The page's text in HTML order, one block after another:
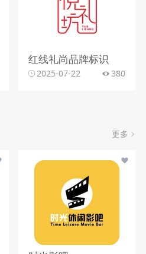
红线礼尚品牌标识
2025-07-22 380
更多